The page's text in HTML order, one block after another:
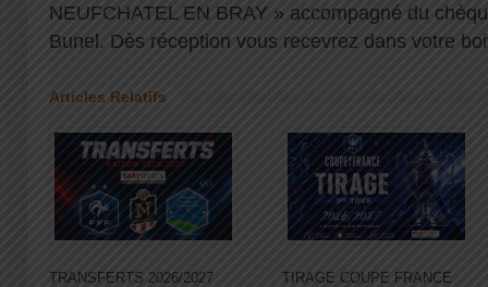
NEUFCHATEL EN BRAY » accompagné du
Bunel. Dès réception vous recevrez dans votre
Articles Relatifs
TRANSFERTS 2026/2027 TIRAGE COUPE FRANCE